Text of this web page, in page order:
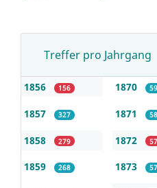
Treffer pro Jahrgang
1856 156
1857 327
1858 279
1859 268
1870
1871
1872
1873